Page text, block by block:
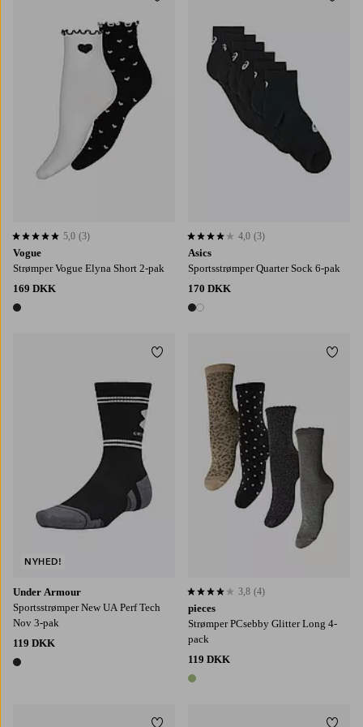
Vogue
Strømper Vogue Elyna Short 2-pak
169 DKK
1 farve
5,0 baseret på 3 bedømmelser
5,0 (3)
Asics
Sportsstrømper Quarter Sock 6-pak
170 DKK
2 farver
4,0 baseret på 3 bedømmelser
4,0 (3)
Under Armour
Sportsstrømper New UA Perf Tech
Nov 3-pak
119 DKK
1 farve
NYHED!
Tilføj til favoritter
pieces
Strømper PCsebby Glitter Long 4-
pack
119 DKK
1 farve
3,8 baseret på 4 bedømmelser
3,8 (4)